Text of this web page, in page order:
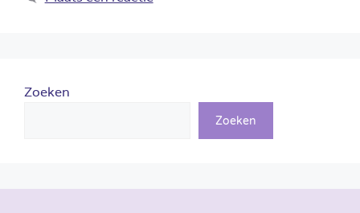
Zoeken
Zoeken